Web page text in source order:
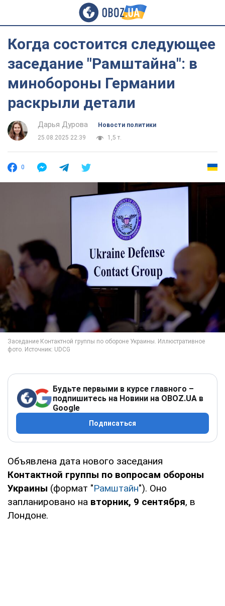
Когда состоится следующее
заседание "Рамштайна": в
минобороны Германии
раскрыли детали
Дарья Дурова
Новости политики
25.08.2025 22:39
1,5 т.
0
Будьте первыми в курсе главного –
подпишитесь на Новини на OBOZ.UA в
Google
Подписаться
Объявлена дата нового заседания
Контактной группы по вопросам обороны
Украины (формат "Рамштайн"). Оно
запланировано на вторник, 9 сентября, в
Лондоне.